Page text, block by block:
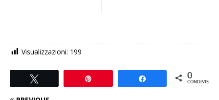
Visualizzazioni: 199
0
CONDIVISIONI